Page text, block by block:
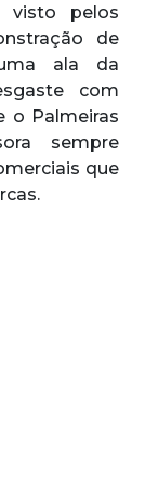
visto pelos
de
ala da
com
o Palmeiras
sempre
que